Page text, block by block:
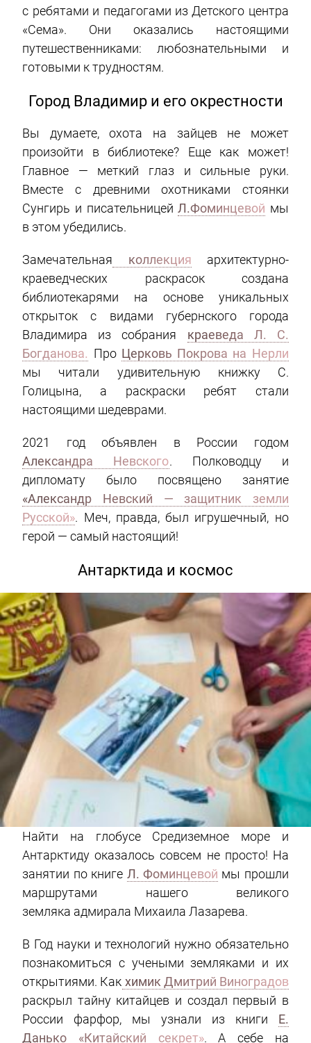
с ребятами и педагогами из Детского центра
«Сема». Они оказались настоящими
путешественниками: любознательными и
готовыми к трудностям.
Город Владимир и его окрестности
Вы думаете, охота на зайцев не может
произойти в библиотеке? Еще как может!
Главное — меткий глаз и сильные руки.
Вместе с древними охотниками стоянки
Сунгирь и писательницейЛ.Фоминцевой мы
в этом убедились.
Замечательная коллекция архитектурно-
краеведческих раскрасок создана
библиотекарями на основе уникальных
открыток с видами губернского города
Владимира из собрания краеведа Л. С.
Богданова. Про Церковь Покрова на Нерли
мы читали удивительную книжку С.
Голицына, а раскраски ребят стали
настоящими шедеврами.
2021 год объявлен в России годом
Александра Невского. Полководцу и
дипломату было посвящено занятие
«Александр Невский — защитник земли
Русской». Меч, правда, был игрушечный, но
герой — самый настоящий!
Антарктида и космос
Найти на глобусе Средиземное море и
Антарктиду оказалось совсем не просто! На
занятии по книге Л. Фоминцевой мы прошли
маршрутами нашего великого
земляка адмирала Михаила Лазарева.
В Год науки и технологий нужно обязательно
познакомиться с учеными земляками и их
открытиями. Как химик Дмитрий Виноградов
раскрыл тайну китайцев и создал первый в
России фарфор, мы узнали из книги Е.
Данько «Китайский секрет». А себе на